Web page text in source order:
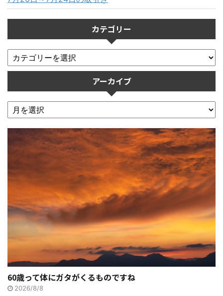
カテゴリー
アーカイブ
60歳って体にガタがくるものですね
2026/8/8